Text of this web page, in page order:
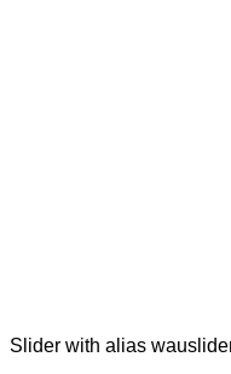
Slider with alias